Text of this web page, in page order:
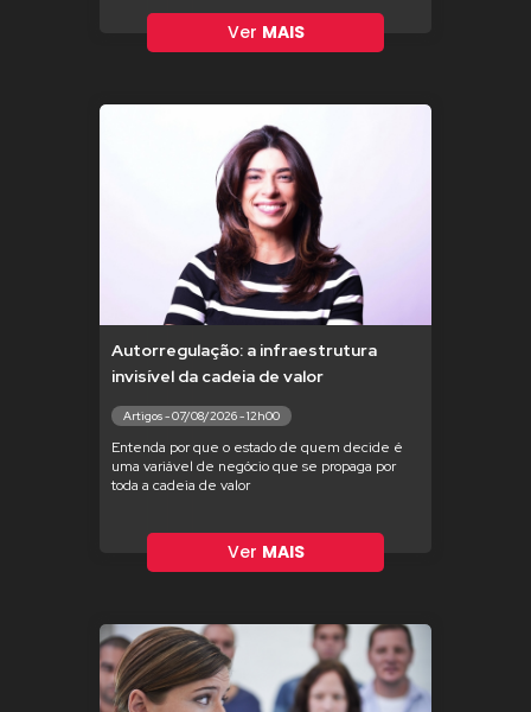
Ver MAIS
Autorregulação: a infraestrutura
invisível da cadeia de valor
Artigos - 07/08/2026 - 12h00
Entenda por que o estado de quem decide é
uma variável de negócio que se propaga por
toda a cadeia de valor
Ver MAIS